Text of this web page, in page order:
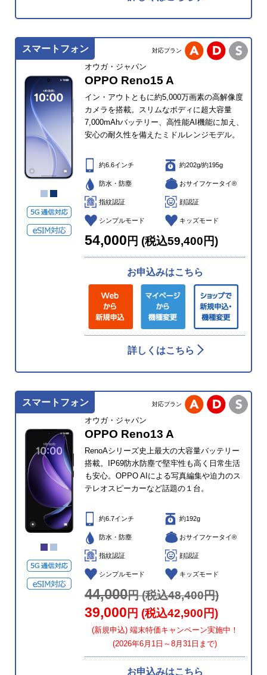
スマートフォン 対応プラン
オウガ・ジャパン
OPPO Reno15 A
イン・アウトともに約5,000万画素の高解像度
カメラを搭載。スリムなボディに超大容量
7,000mAhバッテリー、高性能AI機能に加え、
安心の耐久性を備えたミドルレンジモデル。
約6.6インチ 約202g/約195g
防水・防塵 おサイフケータイ®
指紋認証 顔認証
シンプルモード キッズモード
54,000 円 (税込59,400円)
お申込みはこちら
詳しくはこちら
スマートフォン 対応プラン
オウガ・ジャパン
OPPO Reno13 A
RenoAシリーズ史上最大の大容量バッテリー
搭載。IP69防水防塵で堅牢性も高く日常生活
も安心。OPPO AIによる写真編集や迫力のス
テレオスピーカーなど話題の１台。
約6.7インチ 約192g
防水・防塵 おサイフケータイ®
指紋認証 顔認証
シンプルモード キッズモード
44,000円 (税込48,400円)
39,000 円 (税込42,900円)
(新規申込) 端末特価キャンペーン実施中！
(2026年6月1日～8月31日まで)
お申込みはこちら